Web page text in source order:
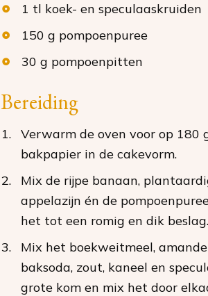
1 tl koek- en speculaaskruiden
150 g pompoenpuree
30 g pompoenpitten
Bereiding
Verwarm de oven voor op 180
bakpapier in de cakevorm.
Mix de rijpe banaan,
appelazijn én de
het tot een romig en dik beslag.
Mix het boekweitmeel,
baksoda, zout, kaneel en
grote kom en mix het door